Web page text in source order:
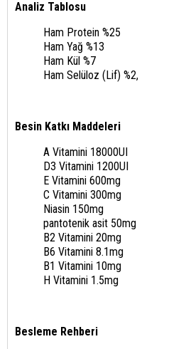
Analiz Tablosu
Ham Protein %25
Ham Yağ %13
Ham Kül %7
Ham Selüloz (Lif) %2,
Besin Katkı Maddeleri
A Vitamini 18000UI
D3 Vitamini 1200UI
E Vitamini 600mg
C Vitamini 300mg
Niasin 150mg
pantotenik asit 50mg
B2 Vitamini 20mg
B6 Vitamini 8.1mg
B1 Vitamini 10mg
H Vitamini 1.5mg
Besleme Rehberi